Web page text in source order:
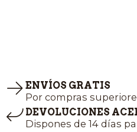
ENVÍOS GRATIS
Por compras
DEVOLUCIONES
Dispones de 14 días